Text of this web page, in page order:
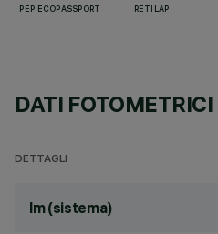
PEP ECOPASSPORT RETILAP
DATI FOTOMETRICI
DETTAGLI
lm (sistema)